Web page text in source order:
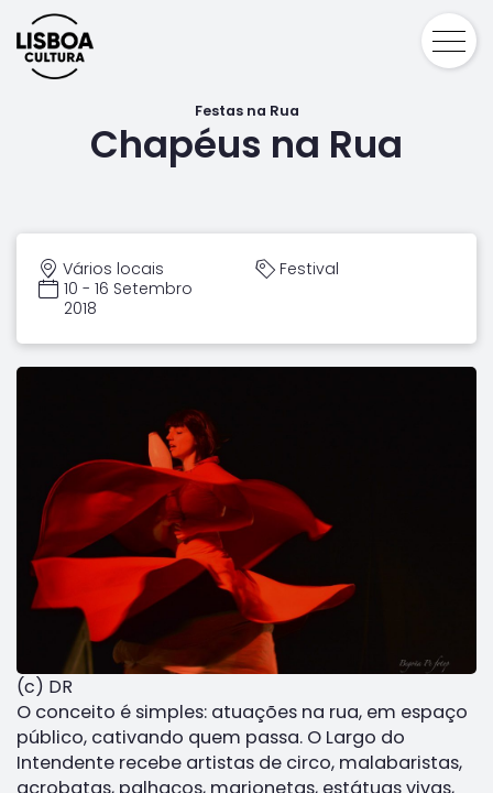
Festas na Rua
Chapéus na Rua
Vários locais
Festival
10 - 16 Setembro
2018
O conceito é simples: atuações na rua, em espaço
público, cativando quem passa. O Largo do
Intendente recebe artistas de circo, malabaristas,
acrobatas, palhaços, marionetas, estátuas vivas,
(c) DR